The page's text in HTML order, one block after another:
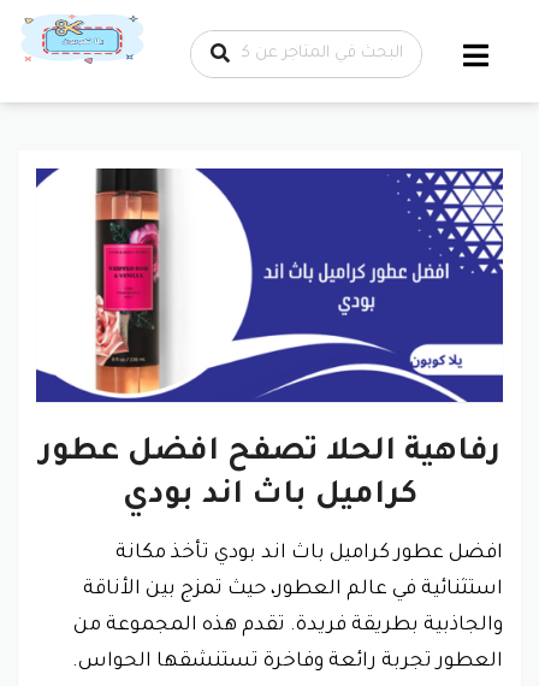
تخطي إلى
المحتوى
رفاهية الحلا تصفح افضل عطور
كراميل باث اند بودي
افضل عطور كراميل باث اند بودي تأخذ مكانة
استثنائية في عالم العطور، حيث تمزج بين الأناقة
والجاذبية بطريقة فريدة. تقدم هذه المجموعة من
العطور تجربة رائعة وفاخرة تستنشقها الحواس.